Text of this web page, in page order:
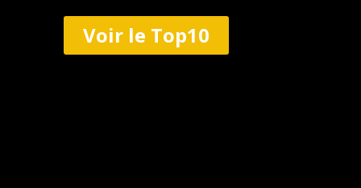
Voir le Top10